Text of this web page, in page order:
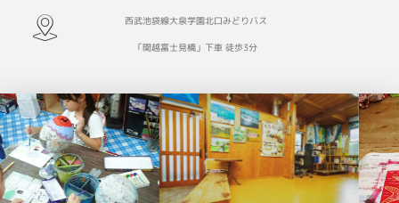
西武池袋線大泉学園北口みどりバス
「関越富士見橋」下車 徒歩3分